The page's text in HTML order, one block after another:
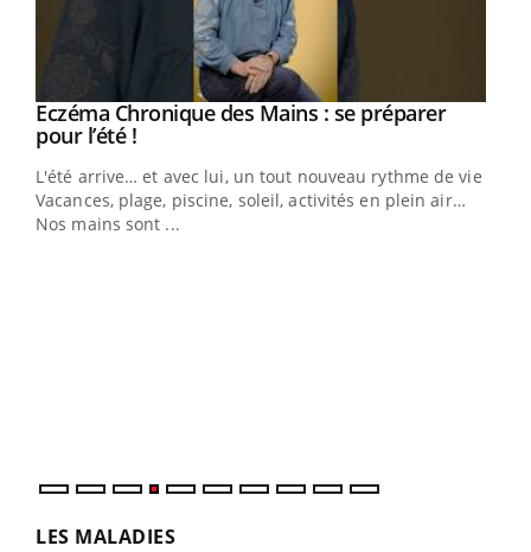
Youtube
Eczéma Chronique des Mains : se préparer
pour l’été !Youtube
L'été arrive… et avec lui, un tout nouveau rythme de vie !
Vacances, plage, piscine, soleil, activités en plein air…
Nos mains sont ...
LES MALADIES